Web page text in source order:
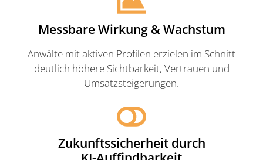
Messbare Wirkung & Wachstum
Anwälte mit aktiven Profilen erzielen im Schnitt
deutlich höhere Sichtbarkeit, Vertrauen und
Umsatzsteigerungen.
Zukunftssicherheit durch